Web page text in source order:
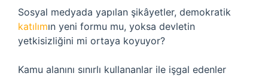
Sosyal medyada yapılan şikâyetler, demokratik
katılımın yeni formu mu, yoksa devletin
yetkisizliğini mi ortaya koyuyor?
Kamu alanını sınırlı kullananlar ile işgal edenler